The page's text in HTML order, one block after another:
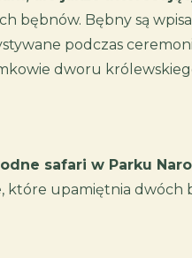
bębnów. Bębny są
podczas
dworu
safari w Parku
upamiętnia dwóch